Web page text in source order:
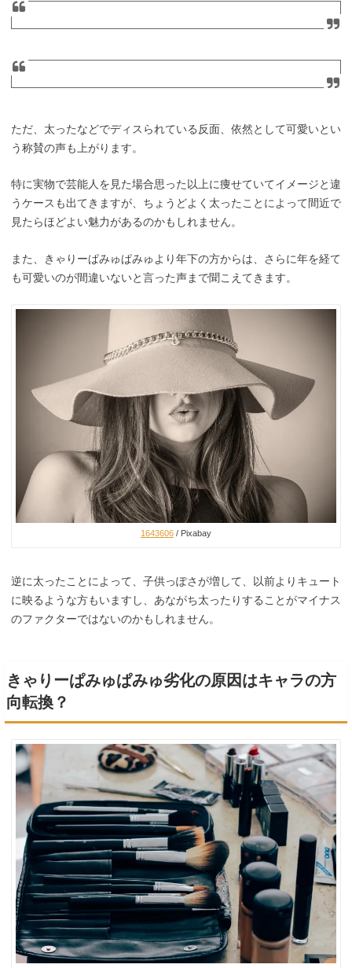
ただ、太ったなどでディスられている反面、依然として可愛いとい
う称賛の声も上がります。
特に実物で芸能人を見た場合思った以上に痩せていてイメージと違
うケースも出てきますが、ちょうどよく太ったことによって間近で
見たらほどよい魅力があるのかもしれません。
また、きゃりーぱみゅぱみゅより年下の方からは、さらに年を経て
も可愛いのが間違いないと言った声まで聞こえてきます。
1643606 / Pixabay
逆に太ったことによって、子供っぽさが増して、以前よりキュート
に映るような方もいますし、あながち太ったりすることがマイナス
のファクターではないのかもしれません。
きゃりーぱみゅぱみゅ劣化の原因はキャラの方
向転換？